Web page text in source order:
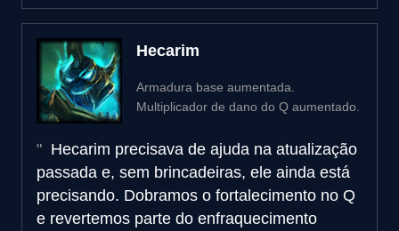
Hecarim
Armadura base aumentada.
Multiplicador de dano do Q aumentado.
Hecarim precisava de ajuda na atualização
passada e, sem brincadeiras, ele ainda está
precisando. Dobramos o fortalecimento no Q
e revertemos parte do enfraquecimento